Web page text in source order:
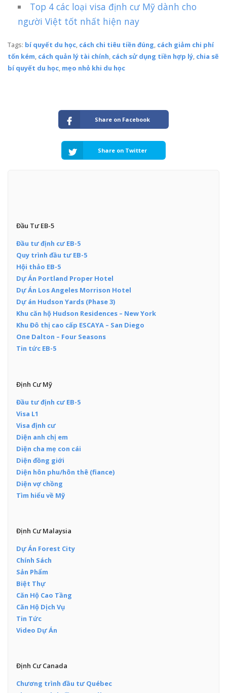
Top 4 các loại visa định cư Mỹ dành cho
người Việt tốt nhất hiện nay
Tags: bí quyết du học, cách chi tiêu tiền đúng, cách giảm chi phí
tốn kém, cách quản lý tài chính, cách sử dụng tiền hợp lý, chia sẽ
bí quyết du học, mẹo nhỏ khi du học
Share on Facebook
Share on Twitter
Đầu Tư EB-5
Đầu tư định cư EB-5
Quy trình đầu tư EB-5
Hội thảo EB-5
Dự Án Portland Proper Hotel
Dự Án Los Angeles Morrison Hotel
Dự án Hudson Yards (Phase 3)
Khu căn hộ Hudson Residences – New York
Khu Đô thị cao cấp ESCAYA – San Diego
One Dalton – Four Seasons
Tin tức EB-5
Định Cư Mỹ
Đầu tư định cư EB-5
Visa L1
Visa định cư
Diện anh chị em
Diện cha mẹ con cái
Diện đồng giới
Diện hôn phu/hôn thê (fiance)
Diện vợ chồng
Tìm hiểu về Mỹ
Định Cư Malaysia
Dự Án Forest City
Chính Sách
Sản Phẩm
Biệt Thự
Căn Hộ Cao Tầng
Căn Hộ Dịch Vụ
Tin Tức
Video Dự Án
Định Cư Canada
Chương trình đầu tư Québec